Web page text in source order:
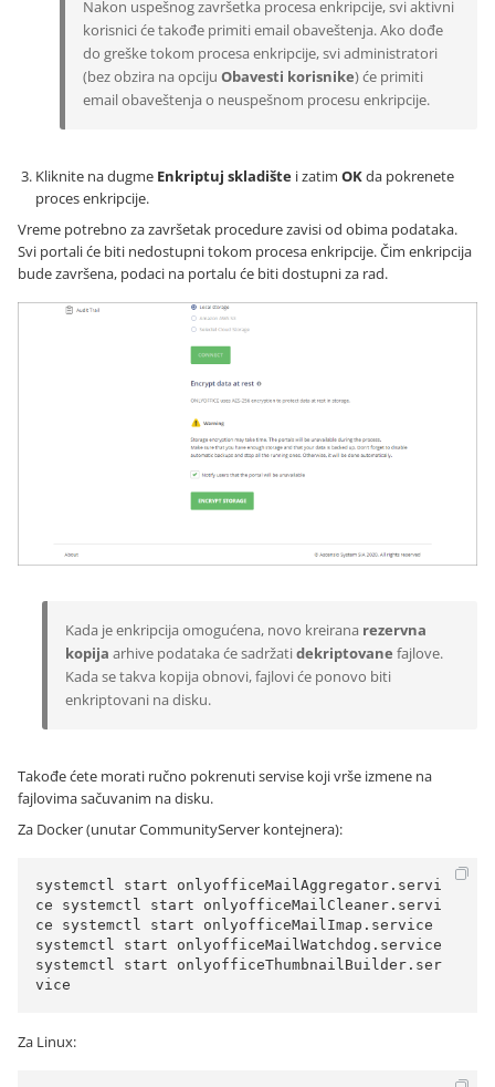
Nakon uspešnog završetka procesa enkripcije, svi aktivni
korisnici će takođe primiti email obaveštenja. Ako dođe
do greške tokom procesa enkripcije, svi administratori
(bez obzira na opciju Obavesti korisnike) će primiti
email obaveštenja o neuspešnom procesu enkripcije.
Kliknite na dugme Enkriptuj skladište i zatim OKda pokrenete
proces enkripcije.
Vreme potrebno za završetak procedure zavisi od obima podataka.
Svi portali će biti nedostupni tokom procesa enkripcije. Čim enkripcija
bude završena, podaci na portalu će biti dostupni za rad.
Kada je enkripcija omogućena, novo kreirana rezervna
kopija arhive podataka će sadržatidekriptovane fajlove.
Kada se takva kopija obnovi, fajlovi će ponovo biti
enkriptovani na disku.
Takođe ćete morati ručno pokrenuti servise koji vrše izmene na
fajlovima sačuvanim na disku.
Za Docker (unutar CommunityServer kontejnera):
systemctl start onlyofficeMailAggregator.servi
ce systemctl start onlyofficeMailCleaner.servi
ce systemctl start onlyofficeMailImap.service
systemctl start onlyofficeMailWatchdog.service
systemctl start onlyofficeThumbnailBuilder.ser
vice
Za Linux: